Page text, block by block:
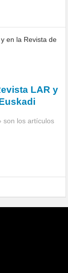
LAR y
son los artículos